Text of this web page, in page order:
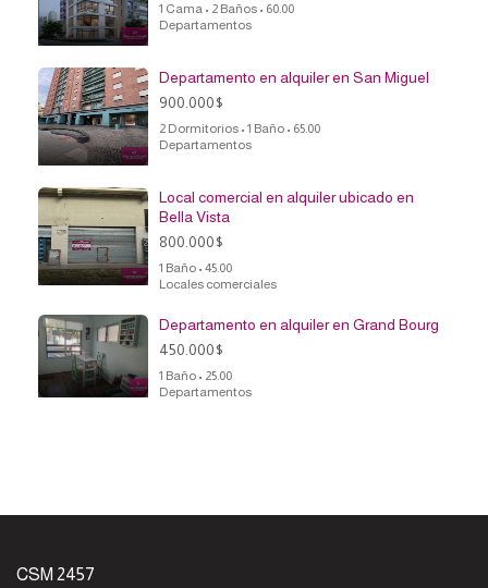
1 Cama • 2 Baños • 60.00
Departamentos
Departamento en alquiler en San Miguel
900.000$
2 Dormitorios • 1 Baño • 65.00
Departamentos
Local comercial en alquiler ubicado en
Bella Vista
800.000$
1 Baño • 45.00
Locales comerciales
Departamento en alquiler en Grand Bourg
450.000$
1 Baño • 25.00
Departamentos
CSM 2457